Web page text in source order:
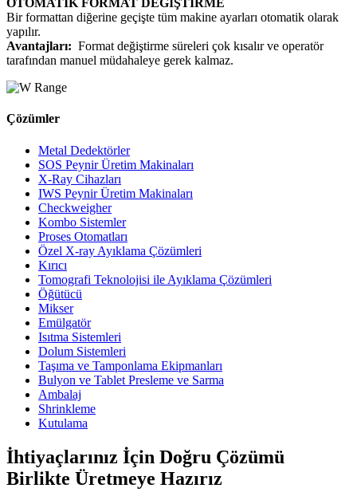
OTOMATİK FORMAT DEĞİŞTİRME
Bir formattan diğerine geçişte tüm makine ayarları otomatik olarak
yapılır.
Avantajları: Format değiştirme süreleri çok kısalır ve operatör
tarafından manuel müdahaleye gerek kalmaz.
Çözümler
Metal Dedektörler
SOS Peynir Üretim Makinaları
X-Ray Cihazları
IWS Peynir Üretim Makinaları
Checkweigher
Kombo Sistemler
Proses Otomatları
Özel X-ray Ayıklama Çözümleri
Kırıcı
Tomografi Teknolojisi ile Ayıklama Çözümleri
Öğütücü
Mikser
Emülgatör
Isıtma Sistemleri
Dolum Sistemleri
Taşıma ve Tamponlama Ekipmanları
Bulyon ve Tablet Presleme ve Sarma
Ambalaj
Shrinkleme
Kutulama
İhtiyaçlarınız İçin Doğru Çözümü
Birlikte Üretmeye Hazırız